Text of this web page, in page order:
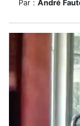
Par : André